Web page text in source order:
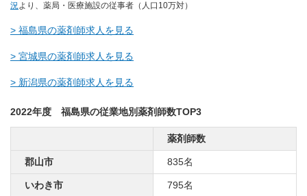
況より、薬局・医療施設の従事者（人口10万対）
> 福島県の薬剤師求人を見る
> 宮城県の薬剤師求人を見る
> 新潟県の薬剤師求人を見る
2022年度 福島県の従業地別薬剤師数TOP3
薬剤師数
郡山市 835名
いわき市 795名